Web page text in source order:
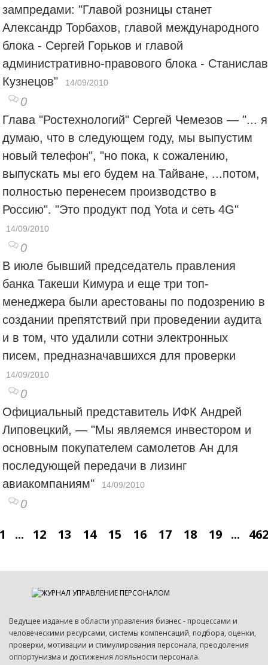
зампредами: "Главой розницы станет
Александр Торбахов, главой международного
блока - Сергей Горьков и главой
административно-правового блока - Станислав
Кузнецов"
14/09/2010
0
Глава "Ростехнологий" Сергей Чемезов — "... я
думаю, что в следующем году, мы выпустим
новый телефон", "но пока, к сожалению,
выпускать мы его будем на Тайване, ...потом,
полностью перенесем производство в
Россию". "Это продукт под Yota и сеть 4G"
14/09/2010
0
В июле бывший председатель правления
банка Такеши Кимура и еще три топ-
менеджера были арестованы по подозрению в
создании препятствий при проведении аудита
и в том, что удалили сотни электронных
писем, предназначавшихся для проверки
14/09/2010
0
Официальный представитель ИФК Андрей
Липовецкий, — "Мы являемся инвестором и
основным покупателем самолетов Ан для
последующей передачи в лизинг
авиакомпаниям"
14/09/2010
0
1 ... 12 13 14 15 16 17 18 19 ... 462
Ведущее издание в области управления бизнес - процессами и
человеческими ресурсами, системы компенсаций, подбора, оценки,
проверки, мотивации и стимулирования персонала, преодоления
оппортунизма и достижения лояльности персонала.